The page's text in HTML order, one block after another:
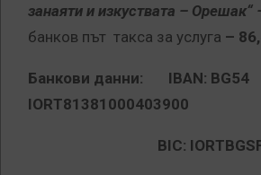
занаяти и изкуствата –
банков път такса за услуга –
Банкови данни: IBAN: BG54
IORT81381000403900
BIC: